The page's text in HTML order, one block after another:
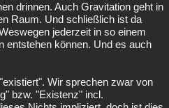
drinnen. Auch Gravitation geht in
Raum. Und schließlich ist da
jederzeit in so einem
entstehen können. Und es auch
Wir sprechen zwar von
bzw. "Existenz" incl.